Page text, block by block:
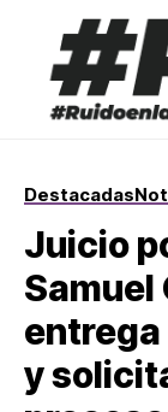
Destacadas
Juicio
Samuel
y